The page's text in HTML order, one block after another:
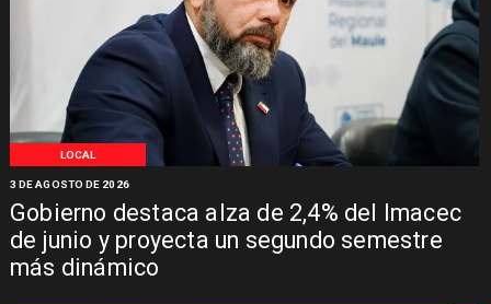
LOCAL
Gobierno destaca alza de 2,4% del Imacec
de junio y proyecta un segundo semestre
más dinámico
3 DE AGOSTO DE 2026